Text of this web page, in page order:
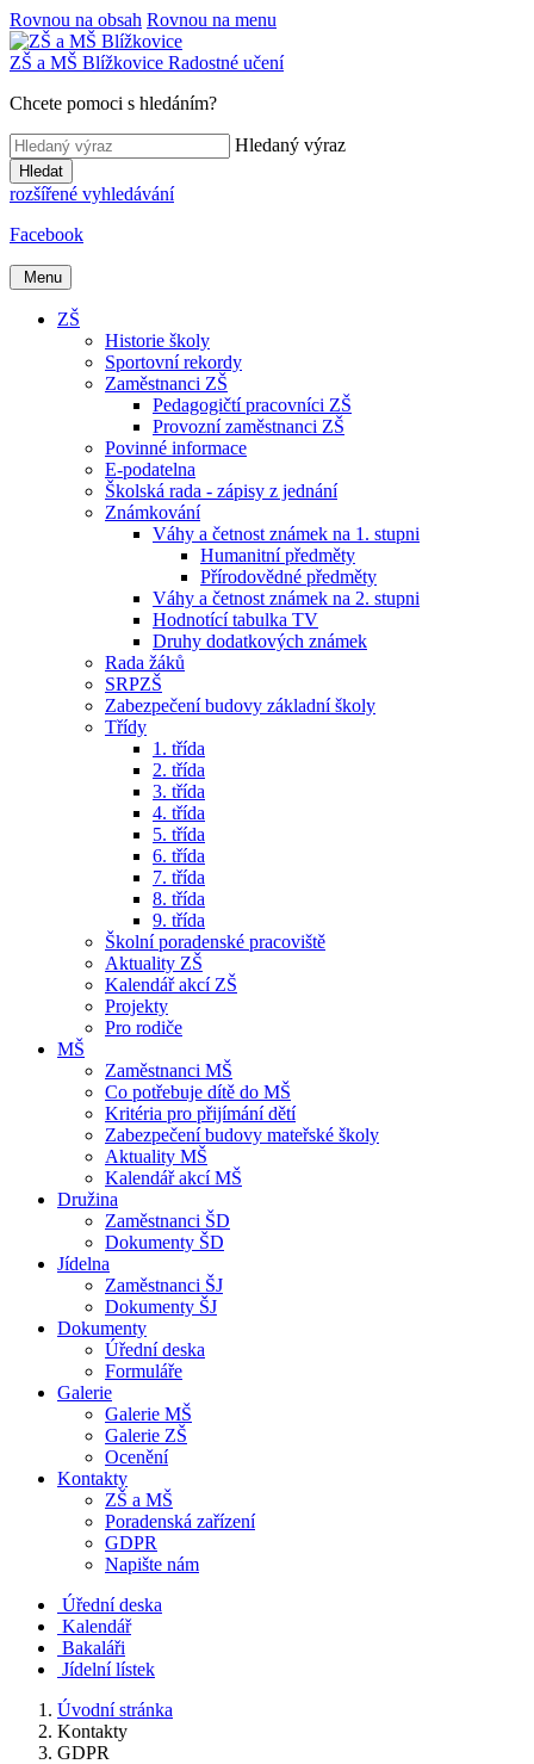
Rovnou na obsah Rovnou na menu
ZŠ a MŠ Blížkovice Radostné učení
Chcete pomoci s hledáním?
Hledaný výraz
Hledat
rozšířené vyhledávání
Facebook
Menu
ZŠ
Historie školy
Sportovní rekordy
Zaměstnanci ZŠ
Pedagogičtí pracovníci ZŠ
Provozní zaměstnanci ZŠ
Povinné informace
E-podatelna
Školská rada - zápisy z jednání
Známkování
Váhy a četnost známek na 1. stupni
Humanitní předměty
Přírodovědné předměty
Váhy a četnost známek na 2. stupni
Hodnotící tabulka TV
Druhy dodatkových známek
Rada žáků
SRPZŠ
Zabezpečení budovy základní školy
Třídy
1. třída
2. třída
3. třída
4. třída
5. třída
6. třída
7. třída
8. třída
9. třída
Školní poradenské pracoviště
Aktuality ZŠ
Kalendář akcí ZŠ
Projekty
Pro rodiče
MŠ
Zaměstnanci MŠ
Co potřebuje dítě do MŠ
Kritéria pro přijímání dětí
Zabezpečení budovy mateřské školy
Aktuality MŠ
Kalendář akcí MŠ
Družina
Zaměstnanci ŠD
Dokumenty ŠD
Jídelna
Zaměstnanci ŠJ
Dokumenty ŠJ
Dokumenty
Úřední deska
Formuláře
Galerie
Galerie MŠ
Galerie ZŠ
Ocenění
Kontakty
ZŠ a MŠ
Poradenská zařízení
GDPR
Napište nám
Úřední deska
Kalendář
Bakaláři
Jídelní lístek
Úvodní stránka
Kontakty
GDPR